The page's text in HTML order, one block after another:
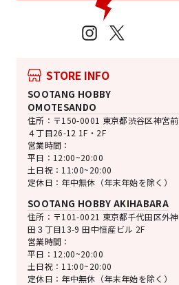
Instagram
STORE INFO
SOOTANG HOBBY
OMOTESANDO
住所：〒150-0001 東京都渋谷区神宮前
４丁目26-12 1F・2F
営業時間：
平日：12:00~20:00
土日祝：11:00~20:00
定休日：年中無休（年末年始を除く）
SOOTANG HOBBY AKIHABARA
住所：〒101-0021 東京都千代田区外神
田３丁目13-9 田中恒産ビル 2F
営業時間：
平日：12:00~20:00
土日祝：11:00~20:00
定休日：年中無休（年末年始を除く）